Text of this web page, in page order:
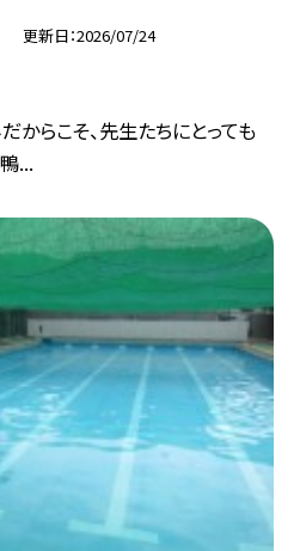
更新日 2026/07/24
からこそ、先生たちにとっても
...